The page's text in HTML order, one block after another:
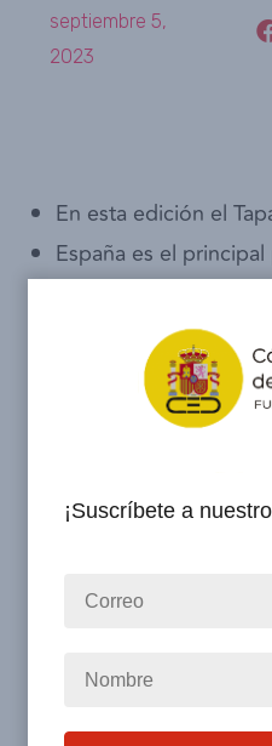
septiembre 5,
2023
En esta edición el
España es el
Las importaciones
mercado mexicano
Cámara Española
septiembre del 2023
vio nacer este
sabores de la
¡Suscríbete a